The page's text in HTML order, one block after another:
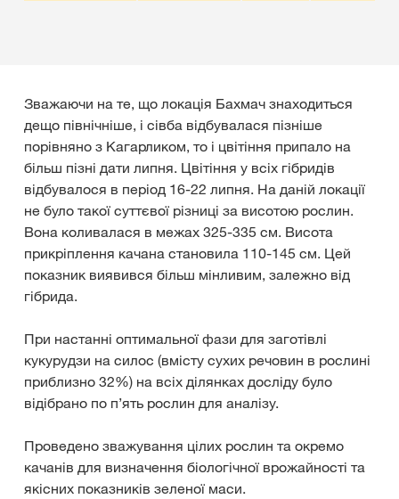
Зважаючи на те, що локація Бахмач знаходиться
дещо північніше, і сівба відбувалася пізніше
порівняно з Кагарликом, то і цвітіння припало на
більш пізні дати липня. Цвітіння у всіх гібридів
відбувалося в період 16-22 липня. На даній локації
не було такої суттєвої різниці за висотою рослин.
Вона коливалася в межах 325-335 см. Висота
прикріплення качана становила 110-145 см. Цей
показник виявився більш мінливим, залежно від
гібрида.
При настанні оптимальної фази для заготівлі
кукурудзи на силос (вмісту сухих речовин в рослині
приблизно 32%) на всіх ділянках досліду було
відібрано по п’ять рослин для аналізу.
Проведено зважування цілих рослин та окремо
качанів для визначення біологічної врожайності та
якісних показників зеленої маси.